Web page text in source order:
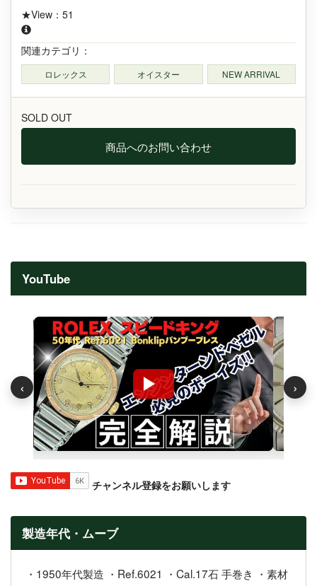
★View：51
関連カテゴリ：
ロレックス オイスター NEW ARRIVAL
SOLD OUT
商品へのお問い合わせ
YouTube
‹ ›
チャンネル登録をお願いします
製造年代・ムーブ
・1950年代製造 ・Ref.6021 ・Cal.17石 手巻き ・素材